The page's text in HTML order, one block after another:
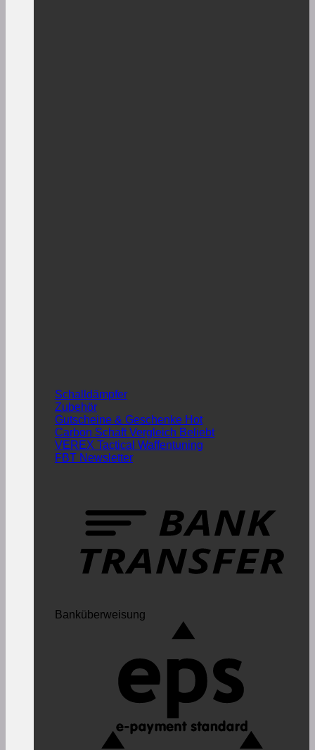
Schalldämpfer
Zubehör
Gutscheine & Geschenke
Carbon Schaft Vergleich
VEREX Tactical Waffentuning
FBT Newsletter
Banküberweisung